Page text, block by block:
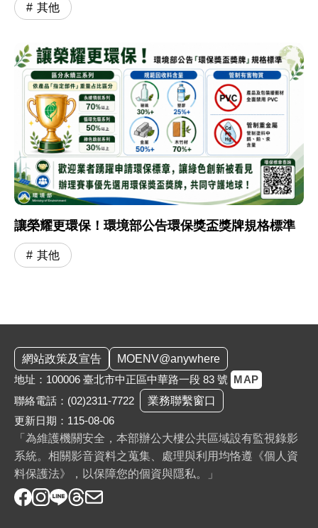
其他
讓榮耀更環保！環境部公告環保獎盃獎牌規格標準
其他
網站政策及宣告
MOENV@anywhere
地址：100006 臺北市中正區中華路一段 83 號 MAP
聯絡電話： (02)2311-7722
業務聯繫窗口
更新日期：115-08-06
「為維護機關安全，本部辦公大樓公共區域設有監視錄影
系統。相關影音資料之蒐集、處理與利用均恪遵《個人資
料保護法》，以保障您的個資與隱私。」